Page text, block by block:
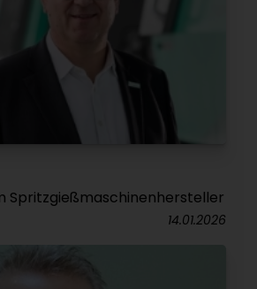
Spritzgießmaschinenhersteller
14.01.2026